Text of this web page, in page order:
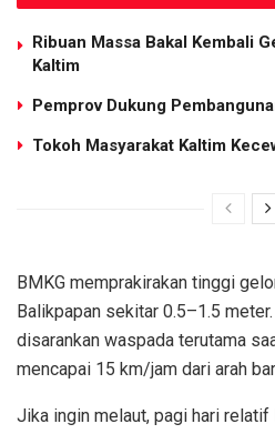
Ribuan Massa Bakal Kembali
Kaltim
Pemprov Dukung
Tokoh Masyarakat Kaltim
BMKG memprakirakan tinggi
Balikpapan sekitar 0.5–1.5
disarankan waspada terutama
mencapai 15 km/jam dari arah
Jika ingin melaut, pagi hari relatif